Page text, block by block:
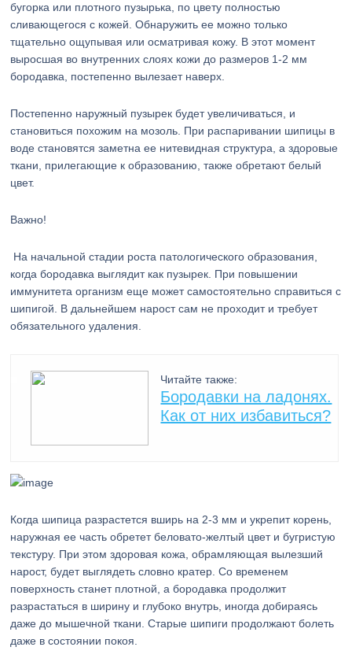
бугорка или плотного пузырька, по цвету полностью
сливающегося с кожей. Обнаружить ее можно только
тщательно ощупывая или осматривая кожу. В этот момент
выросшая во внутренних слоях кожи до размеров 1-2 мм
бородавка, постепенно вылезает наверх.
Постепенно наружный пузырек будет увеличиваться, и
становиться похожим на мозоль. При распаривании шипицы в
воде становятся заметна ее нитевидная структура, а здоровые
ткани, прилегающие к образованию, также обретают белый
цвет.
Важно!
На начальной стадии роста патологического образования,
когда бородавка выглядит как пузырек. При повышении
иммунитета организм еще может самостоятельно справиться с
шипигой. В дальнейшем нарост сам не проходит и требует
обязательного удаления.
Читайте также:
Бородавки на ладонях.
Как от них избавиться?
Когда шипица разрастется вширь на 2-3 мм и укрепит корень,
наружная ее часть обретет беловато-желтый цвет и бугристую
текстуру. При этом здоровая кожа, обрамляющая вылезший
нарост, будет выглядеть словно кратер. Со временем
поверхность станет плотной, а бородавка продолжит
разрастаться в ширину и глубоко внутрь, иногда добираясь
даже до мышечной ткани. Старые шипиги продолжают болеть
даже в состоянии покоя.